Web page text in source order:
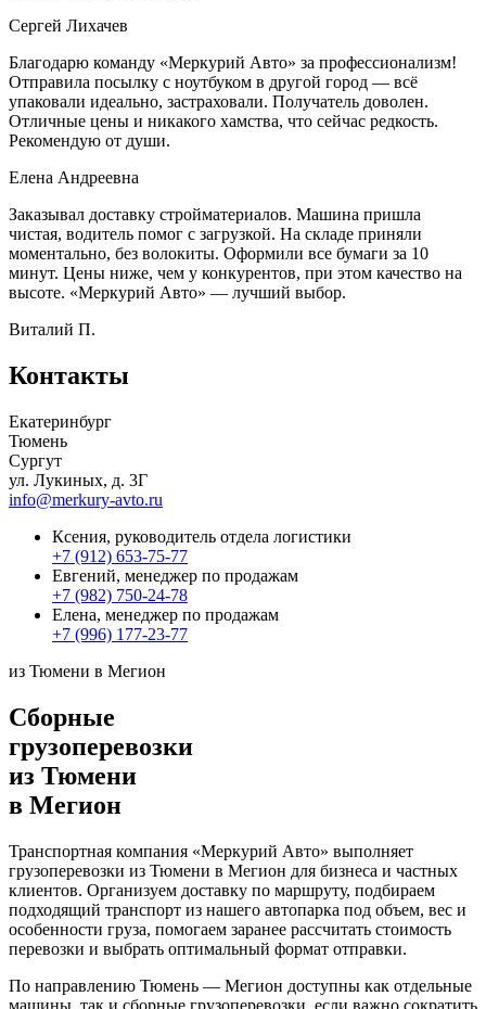
Сергей Лихачев
Благодарю команду «Меркурий Авто» за профессионализм!
Отправила посылку с ноутбуком в другой город — всё
упаковали идеально, застраховали. Получатель доволен.
Отличные цены и никакого хамства, что сейчас редкость.
Рекомендую от души.
Елена Андреевна
Заказывал доставку стройматериалов. Машина пришла
чистая, водитель помог с загрузкой. На складе приняли
моментально, без волокиты. Оформили все бумаги за 10
минут. Цены ниже, чем у конкурентов, при этом качество на
высоте. «Меркурий Авто» — лучший выбор.
Виталий П.
Контакты
Екатеринбург
Тюмень
Сургут
ул. Лукиных, д. 3Г
info@merkury-avto.ru
Ксения, руководитель отдела логистики
+7 (912) 653-75-77
Евгений, менеджер по продажам
+7 (982) 750-24-78
Елена, менеджер по продажам
+7 (996) 177-23-77
из Тюмени в Мегион
Сборные
грузоперевозки
из Тюмени
в Мегион
Транспортная компания «Меркурий Авто» выполняет
грузоперевозки из Тюмени в Мегион для бизнеса и частных
клиентов. Организуем доставку по маршруту, подбираем
подходящий транспорт из нашего автопарка под объем, вес и
особенности груза, помогаем заранее рассчитать стоимость
перевозки и выбрать оптимальный формат отправки.
По направлению Тюмень — Мегион доступны как отдельные
машины, так и сборные грузоперевозки, если важно сократить